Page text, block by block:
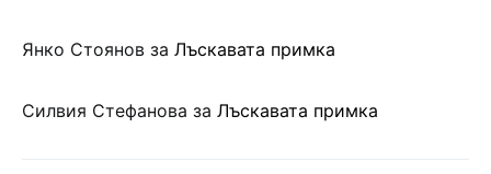
Янко Стоянов за Лъскавата примка
Силвия Стефанова за Лъскавата примка